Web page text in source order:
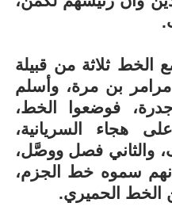
ثلاثة من قبيلة
بن مرة، وأسلم
فوضعوا الخط،
هجاء السريانية،
والثاني فصل ووصَّل،
سموه خط الجزم،
الخط الحميري.